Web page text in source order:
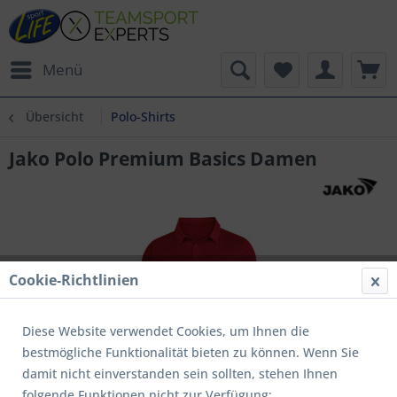
Menü
Übersicht Polo-Shirts
Jako Polo Premium Basics Damen
Cookie-Richtlinien
Diese Website verwendet Cookies, um Ihnen die
bestmögliche Funktionalität bieten zu können. Wenn Sie
damit nicht einverstanden sein sollten, stehen Ihnen